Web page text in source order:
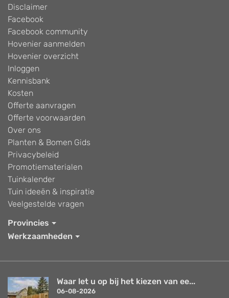
Disclaimer
Facebook
Facebook community
Hovenier aanmelden
Hovenier overzicht
Inloggen
Kennisbank
Kosten
Offerte aanvragen
Offerte voorwaarden
Over ons
Planten & Bomen Gids
Privacybeleid
Promotiematerialen
Tuinkalender
Tuin ideeën & inspiratie
Veelgestelde vragen
Provincies
Werkzaamheden
Waar let u op bij het kiezen van ee...
06-08-2026